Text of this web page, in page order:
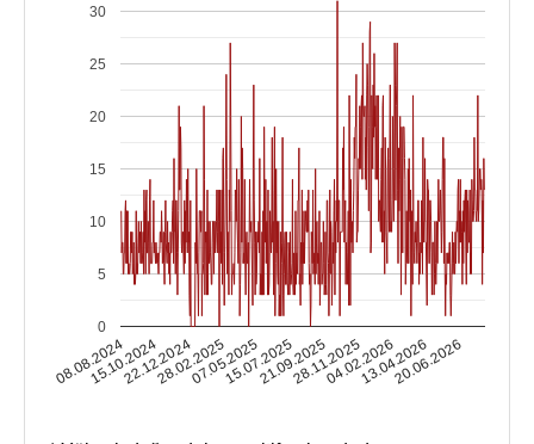
08.08.2024
15.10.202422.12.202428.02.202507.05.202515.07.202521.09.202528.11.202504.02.202613.04.2026
20.06.2026
0
5
10
15
20
25
30